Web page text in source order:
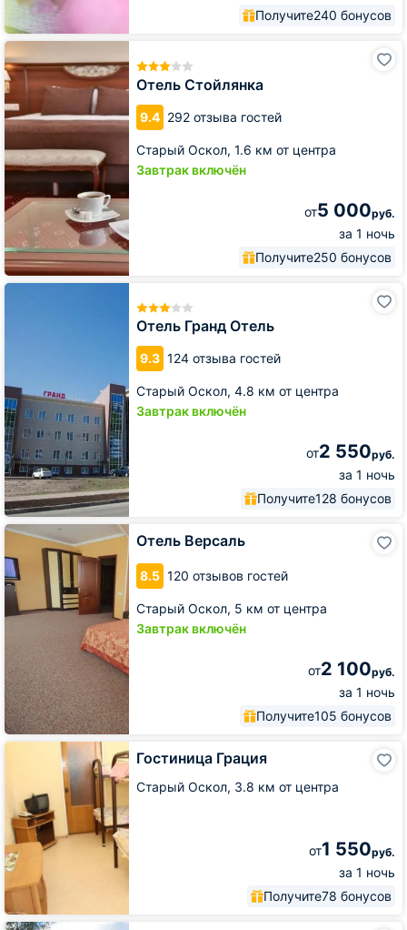
Получите240 бонусов
Отель Стойлянка
9.4 292 отзыва гостей
Старый Оскол, 1.6 км от центра
Завтрак включён
от5 000руб.
за 1 ночь
Получите250 бонусов
Отель
Стойлянка
Отель Гранд Отель
9.3 124 отзыва гостей
Старый Оскол, 4.8 км от центра
Завтрак включён
от2 550руб.
за 1 ночь
Получите128 бонусов
Отель
Отель Версаль
8.5 120 отзывов гостей
Старый Оскол, 5 км от центра
Завтрак включён
от2 100руб.
за 1 ночь
Получите105 бонусов
Отель
Версаль
Гостиница Грация
Старый Оскол, 3.8 км от центра
от1 550руб.
за 1 ночь
Получите78 бонусов
Гостиница